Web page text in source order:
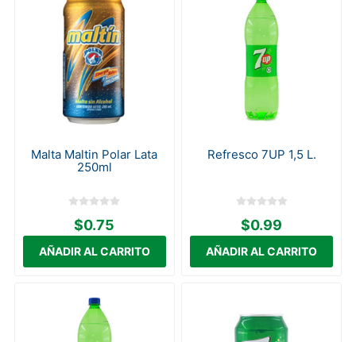
Malta Maltin Polar Lata
250ml
$0.75
Refresco 7UP 1,5 L.
$0.99